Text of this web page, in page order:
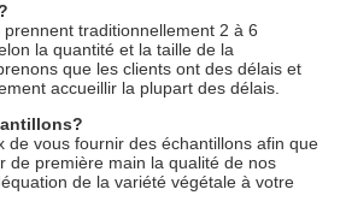
traditionnellement 2 à 6
la quantité et la taille de la
que les clients ont des délais et
accueillir la plupart des délais.
de vous fournir des échantillons afin que
de première main la qualité de nos
de la variété végétale à votre